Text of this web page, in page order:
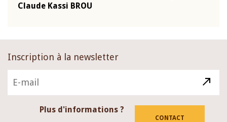
Claude Kassi BROU
Inscription à la newsletter
Plus d'informations ?
CONTACT